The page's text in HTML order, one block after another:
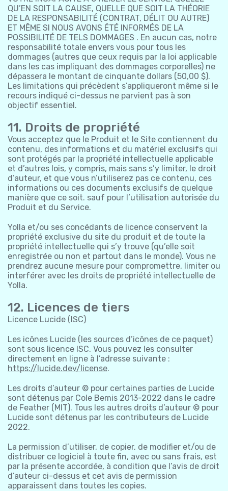
QU’EN SOIT LA CAUSE, QUELLE QUE SOIT LA THÉORIE
DE LA RESPONSABILITÉ (CONTRAT, DÉLIT OU AUTRE)
ET MÊME SI NOUS AVONS ÉTÉ INFORMÉS DE LA
POSSIBILITÉ DE TELS DOMMAGES . En aucun cas, notre
responsabilité totale envers vous pour tous les
dommages (autres que ceux requis par la loi applicable
dans les cas impliquant des dommages corporelles) ne
dépassera le montant de cinquante dollars (50,00 $).
Les limitations qui précèdent s’appliqueront même si le
recours indiqué ci-dessus ne parvient pas à son
objectif essentiel.
11. Droits de propriété
Vous acceptez que le Produit et le Site contiennent du
contenu, des informations et du matériel exclusifs qui
sont protégés par la propriété intellectuelle applicable
et d’autres lois, y compris, mais sans s’y limiter, le droit
d’auteur, et que vous n’utiliserez pas ce contenu, ces
informations ou ces documents exclusifs de quelque
manière que ce soit. sauf pour l’utilisation autorisée du
Produit et du Service.
Yolla et/ou ses concédants de licence conservent la
propriété exclusive du site du produit et de toute la
propriété intellectuelle qui s’y trouve (qu’elle soit
enregistrée ou non et partout dans le monde). Vous ne
prendrez aucune mesure pour compromettre, limiter ou
interférer avec les droits de propriété intellectuelle de
Yolla.
12. Licences de tiers
Licence Lucide (ISC)
Les icônes Lucide (les sources d’icônes de ce paquet)
sont sous licence ISC. Vous pouvez les consulter
directement en ligne à l’adresse suivante :
https://lucide.dev/license.
Les droits d’auteur © pour certaines parties de Lucide
sont détenus par Cole Bemis 2013-2022 dans le cadre
de Feather (MIT). Tous les autres droits d’auteur © pour
Lucide sont détenus par les contributeurs de Lucide
2022.
La permission d’utiliser, de copier, de modifier et/ou de
distribuer ce logiciel à toute fin, avec ou sans frais, est
par la présente accordée, à condition que l’avis de droit
d’auteur ci-dessus et cet avis de permission
apparaissent dans toutes les copies.